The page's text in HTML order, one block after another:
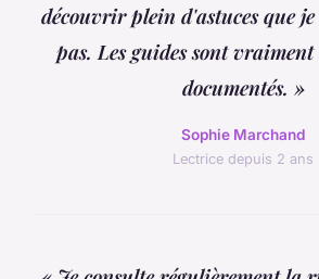
découvrir plein d'astuces que
pas. Les guides sont
documentés. »
Sophie Marchand
Lectrice depuis 2 ans